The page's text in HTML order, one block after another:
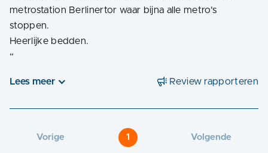
metrostation Berlinertor waar bijna alle metro's
stoppen.
“
Lees meer Review rapporteren
Vorige 1 Volgende